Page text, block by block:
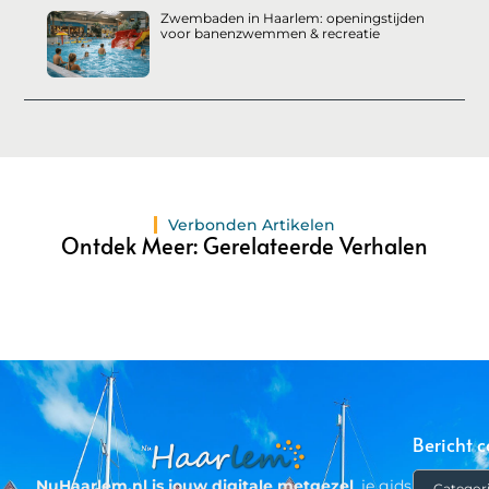
Zwembaden in Haarlem: openingstijden
voor banenzwemmen & recreatie
Verbonden Artikelen
Ontdek Meer: Gerelateerde Verhalen
Bericht